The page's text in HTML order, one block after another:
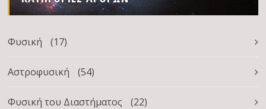
Φυσική (17)
Αστροφυσική (54)
Φυσική του Διαστήματος (22)